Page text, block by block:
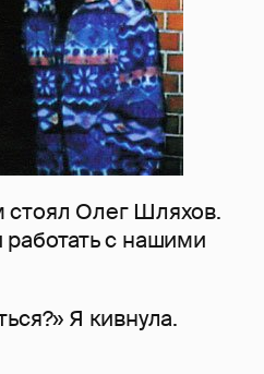
Олег Шляхов.
с нашими
Я кивнула.